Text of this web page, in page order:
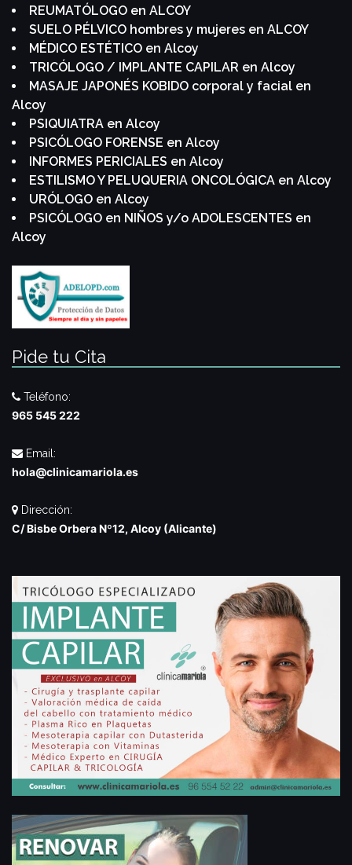
REUMATÓLOGO en ALCOY
SUELO PÉLVICO hombres y mujeres en ALCOY
MÉDICO ESTÉTICO en Alcoy
TRICÓLOGO / IMPLANTE CAPILAR en Alcoy
MASAJE JAPONÉS KOBIDO corporal y facial en
Alcoy
PSIQUIATRA en Alcoy
PSICÓLOGO FORENSE en Alcoy
INFORMES PERICIALES en Alcoy
ESTILISMO Y PELUQUERIA ONCOLÓGICA en Alcoy
URÓLOGO en Alcoy
PSICÓLOGO en NIÑOS y/o ADOLESCENTES en
Alcoy
Pide tu Cita
Teléfono:
965 545 222
Email:
hola@clinicamariola.es
Dirección:
C/ Bisbe Orbera Nº12, Alcoy (Alicante)